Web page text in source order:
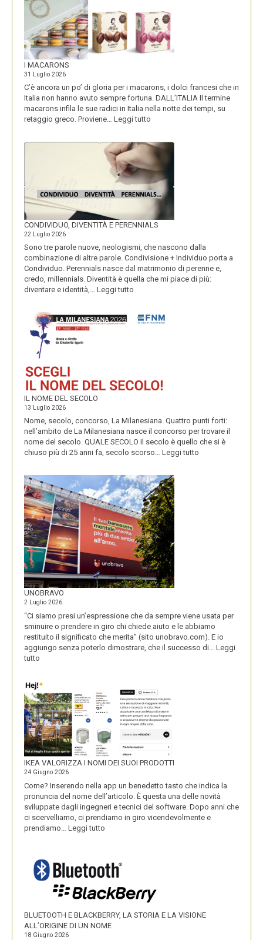
I MACARONS
31 Luglio 2026
C’è ancora un po’ di gloria per i macarons, i dolci francesi che in
Italia non hanno avuto sempre fortuna. DALL’ITALIA Il termine
macarons infila le sue radici in Italia nella notte dei tempi, su
retaggio greco. Proviene… Leggi tutto
MACARONS
CONDIVIDUO, DIVENTITÀ E PERENNIALS
22 Luglio 2026
Sono tre parole nuove, neologismi, che nascono dalla
combinazione di altre parole. Condivisione + Individuo porta a
Condividuo. Perennials nasce dal matrimonio di perenne e,
credo, millennials. Diventità è quella che mi piace di più:
diventare e identità,… Leggi tutto
E
IL NOME DEL SECOLO
13 Luglio 2026
Nome, secolo, concorso, La Milanesiana. Quattro punti forti:
nell’ambito de La Milanesiana nasce il concorso per trovare il
nome del secolo. QUALE SECOLO Il secolo è quello che si è
chiuso più di 25 anni fa, secolo scorso… Leggi tutto
UNOBRAVO
2 Luglio 2026
“Ci siamo presi un’espressione che da sempre viene usata per
sminuire o prendere in giro chi chiede aiuto e le abbiamo
restituito il significato che merita” (sito unobravo.com). E io
aggiungo senza poterlo dimostrare, che il successo di… Leggi
tutto
IKEA VALORIZZA I NOMI DEI SUOI PRODOTTI
24 Giugno 2026
Come? Inserendo nella app un benedetto tasto che indica la
pronuncia del nome dell’articolo. È questa una delle novità
sviluppate dagli ingegneri e tecnici del software. Dopo anni che
ci scervelliamo, ci prendiamo in giro vicendevolmente e
prendiamo… Leggi tutto
NOMI
DEI
SUOI
PRODOTTI
BLUETOOTH E BLACKBERRY, LA STORIA E LA VISIONE
ALL’ORIGINE DI UN NOME
18 Giugno 2026